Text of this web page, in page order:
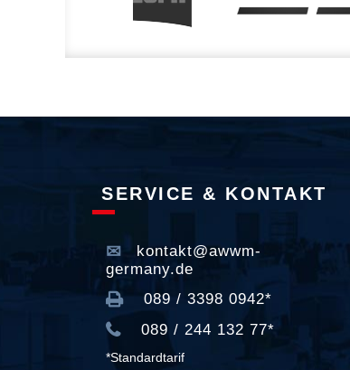
SERVICE & KONTAKT
kontakt@awwm-
germany.de
089 / 3398 0942*
089 / 244 132 77*
*Standardtarif